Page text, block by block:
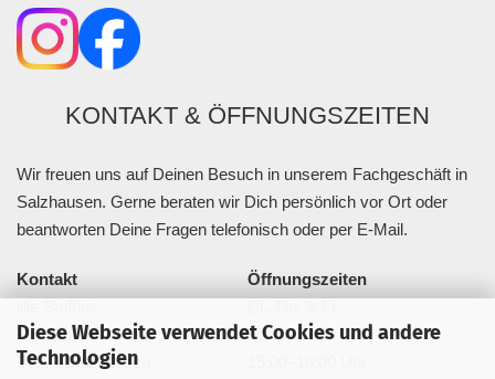
Diese Webseite verwendet Cookies und andere
Technologien
KONTAKT & ÖFFNUNGSZEITEN
Wir freuen uns auf Deinen Besuch in unserem Fachgeschäft in
Salzhausen. Gerne beraten wir Dich persönlich vor Ort oder
beantworten Deine Fragen telefonisch oder per E-Mail.
Kontakt
Bahnhofstraße 20a
21376 Salzhausen
Öffnungszeiten
10:00–13:00 Uhr